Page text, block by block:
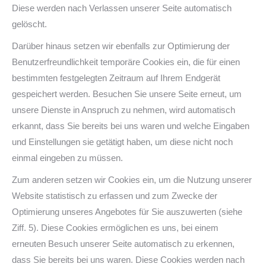
Diese werden nach Verlassen unserer Seite automatisch
gelöscht.
Darüber hinaus setzen wir ebenfalls zur Optimierung der
Benutzerfreundlichkeit temporäre Cookies ein, die für einen
bestimmten festgelegten Zeitraum auf Ihrem Endgerät
gespeichert werden. Besuchen Sie unsere Seite erneut, um
unsere Dienste in Anspruch zu nehmen, wird automatisch
erkannt, dass Sie bereits bei uns waren und welche Eingaben
und Einstellungen sie getätigt haben, um diese nicht noch
einmal eingeben zu müssen.
Zum anderen setzen wir Cookies ein, um die Nutzung unserer
Website statistisch zu erfassen und zum Zwecke der
Optimierung unseres Angebotes für Sie auszuwerten (siehe
Ziff. 5). Diese Cookies ermöglichen es uns, bei einem
erneuten Besuch unserer Seite automatisch zu erkennen,
dass Sie bereits bei uns waren. Diese Cookies werden nach